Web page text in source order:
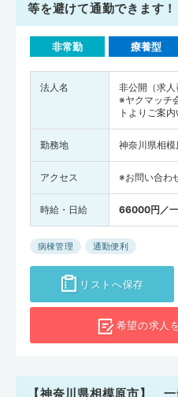
等を避けて通勤できます！
非常勤 療養型
法人名
非公開（求人
※ヤクマッチ
トよりご案内
勤務地 神奈川県相模
アクセス ※お問い合わ
時給・日給 66000円／
病棟管理 通勤便利
リストへ保存
希望の求人
【神奈川県相模原市】